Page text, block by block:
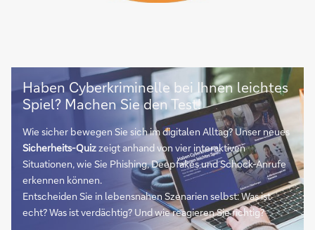
Hier
geht
es
zum
Sicherheits-
Quiz
Haben Cyberkriminelle bei Ihnen leichtes
Spiel? Machen Sie den Test!
Wie sicher bewegen Sie sich im digitalen Alltag? Unser neues
Sicherheits-Quizzeigt anhand von vier interaktiven
Situationen, wie Sie Phishing, Deepfakes und Schock-Anrufe
erkennen können.
Entscheiden Sie in lebensnahen Szenarien selbst: Was ist
echt? Was ist verdächtig? Und wie reagieren Sie richtig?